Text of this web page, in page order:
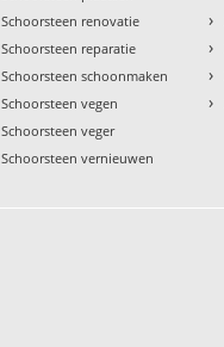
Schoorsteen renovatie
Schoorsteen reparatie
Schoorsteen schoonmaken
Schoorsteen vegen
Schoorsteen veger
Schoorsteen vernieuwen
›
›
›
›